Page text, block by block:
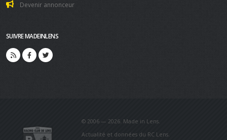
Devenir annonceur
SUIVRE MADEINLENS
© 2006 — 2026. Made in Lens.
Actualité et données du RC Lens.